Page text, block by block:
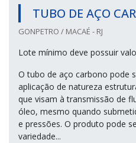
TUBO DE AÇO
GONPETRO / MACAÉ - RJ
Lote mínimo deve possuir
O tubo de aço carbono pode
aplicação de natureza
que visam à transmissão de
óleo, mesmo quando
e pressões. O produto pode
variedade...